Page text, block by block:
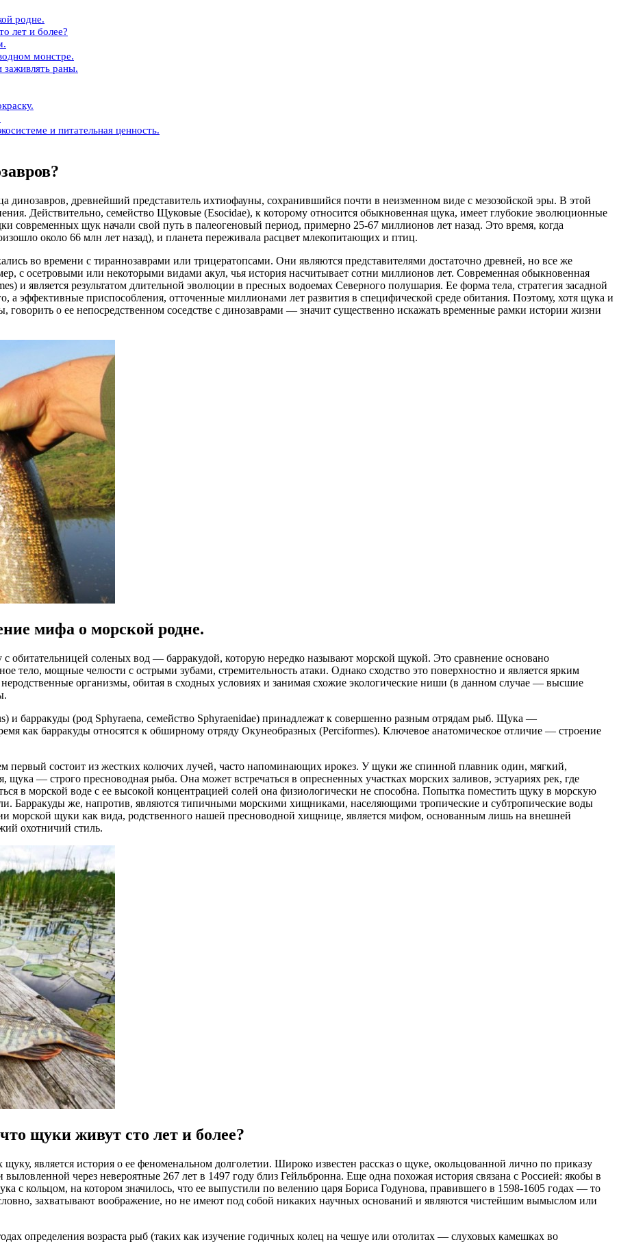
родне.
лет и более?
монстре.
раны.
и питательная ценность.
древнейший представитель ихтиофауны, сохранившийся почти в неизменном виде с мезозойской эры. В этой
Действительно, семейство Щуковые (Esocidae), к которому относится обыкновенная щука, имеет глубокие эволюционные
современных щук начали свой путь в палеогеновый период, примерно 25-67 миллионов лет назад. Это время, когда
около 66 млн лет назад), и планета переживала расцвет млекопитающих и птиц.
во времени с тираннозаврами или трицератопсами. Они являются представителями достаточно древней, но все же
с осетровыми или некоторыми видами акул, чья история насчитывает сотни миллионов лет. Современная обыкновенная
и является результатом длительной эволюции в пресных водоемах Северного полушария. Ее форма тела, стратегия засадной
а эффективные приспособления, отточенные миллионами лет развития в специфической среде обитания. Поэтому, хотя щука и
о ее непосредственном соседстве с динозаврами — значит существенно искажать временные рамки истории жизни
мифа о морской родне.
обитательницей соленых вод — барракудой, которую нередко называют морской щукой. Это сравнение основано
тело, мощные челюсти с острыми зубами, стремительность атаки. Однако сходство это поверхностно и является ярким
организмы, обитая в сходных условиях и занимая схожие экологические ниши (в данном случае — высшие
и барракуды (род Sphyraena, семейство Sphyraenidae) принадлежат к совершенно разным отрядам рыб. Щука —
как барракуды относятся к обширному отряду Окунеобразных (Perciformes). Ключевое анатомическое отличие — строение
первый состоит из жестких колючих лучей, часто напоминающих ирокез. У щуки же спинной плавник один, мягкий,
щука — строго пресноводная рыба. Она может встречаться в опресненных участках морских заливов, эстуариях рек, где
в морской воде с ее высокой концентрацией солей она физиологически не способна. Попытка поместить щуку в морскую
Барракуды же, напротив, являются типичными морскими хищниками, населяющими тропические и субтропические воды
морской щуки как вида, родственного нашей пресноводной хищнице, является мифом, основанным лишь на внешней
охотничий стиль.
щуки живут сто лет и более?
является история о ее феноменальном долголетии. Широко известен рассказ о щуке, окольцованной лично по приказу
через невероятные 267 лет в 1497 году близ Гейльбронна. Еще одна похожая история связана с Россией: якобы в
с кольцом, на котором значилось, что ее выпустили по велению царя Бориса Годунова, правившего в 1598-1605 годах — то
захватывают воображение, но не имеют под собой никаких научных оснований и являются чистейшим вымыслом или
определения возраста рыб (таких как изучение годичных колец на чешуе или отолитах — слуховых камешках во